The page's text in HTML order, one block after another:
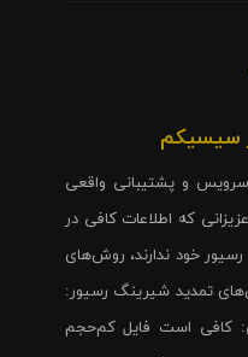
سیسیکم
و پشتیبانی واقعی
که اطلاعات کافی در
خود ندارند، روش‌های
تمدید شیرینگ رسیور:
کافی است فایل کم‌حجم